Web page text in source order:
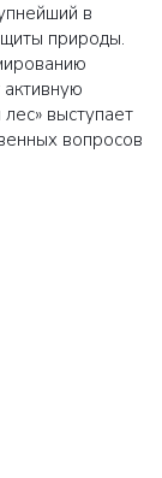
в
природы.
выступает
вопросов